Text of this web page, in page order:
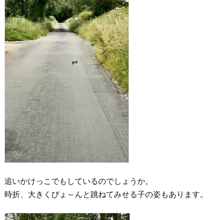
追いかけっこでもしているのでしょうか。
時折、大きくぴょ～んと跳ねてみせる子の姿もあります。